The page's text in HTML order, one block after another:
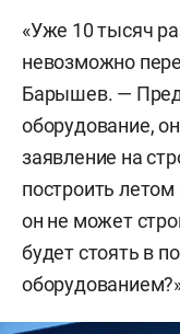
«Уже 10 тысяч
невозможно
Барышев. —
оборудование,
заявление на
построить
он не может
будет стоять в